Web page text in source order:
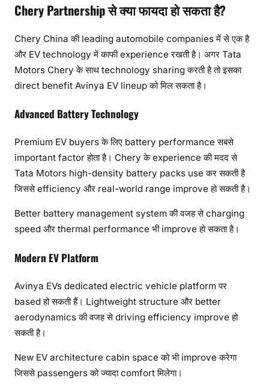
Chery Partnership से क्या फायदा हो सकता है?
Chery China की leading automobile companies में से एक है
और EV technology में काफी experience रखती है। अगर Tata
Motors Chery के साथ technology sharing करती है तो इसका
direct benefit Avinya EV lineup को मिल सकता है।
Advanced Battery Technology
Premium EV buyers के लिए battery performance सबसे
important factor होता है। Chery के experience की मदद से
Tata Motors high-density battery packs use कर सकती है
जिससे efficiency और real-world range improve हो सकती है।
Better battery management system की वजह से charging
speed और thermal performance भी improve हो सकता है।
Modern EV Platform
Avinya EVs dedicated electric vehicle platform पर
based हो सकती हैं। Lightweight structure और better
aerodynamics की वजह से driving efficiency improve हो
सकती है।
New EV architecture cabin space को भी improve करेगा
जिससे passengers को ज्यादा comfort मिलेगा।